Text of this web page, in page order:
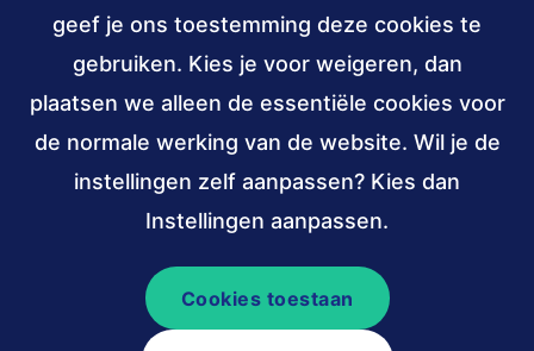
geef je ons toestemming deze cookies te
gebruiken. Kies je voor weigeren, dan
plaatsen we alleen de essentiële cookies voor
de normale werking van de website. Wil je de
instellingen zelf aanpassen? Kies dan
Instellingen aanpassen.
Cookies toestaan
email)
Sociale
media
LinkedIn
van
Stichting
Accessibility
van
Stichting
Accessibility
(externe
Verbonden
ANBI,
public
institutions
W3C
membership
© 2026 Stichting Accessibility